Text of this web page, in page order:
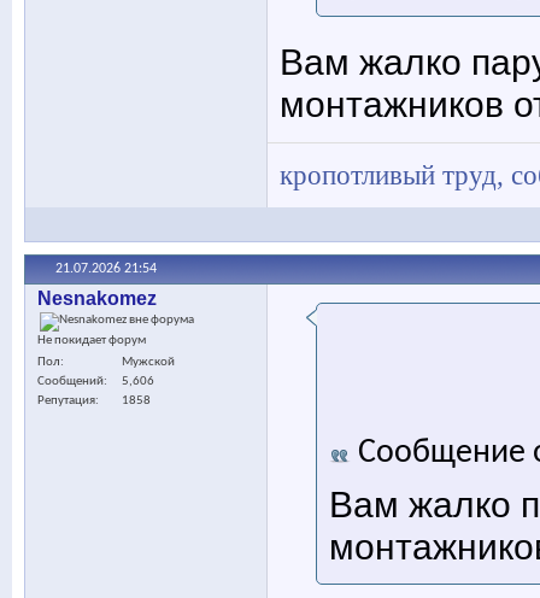
Вам жалко
монтажников
кропотливый труд,
21.07.2026 21:54
Nesnakomez
Не покидает форум
Пол
Мужской
Сообщений
5,606
Репутация
1858
Сообщение
Вам жалко